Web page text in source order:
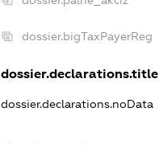
dossier.bigTaxPayerReg
dossier.declarations.title
dossier.declarations.noData